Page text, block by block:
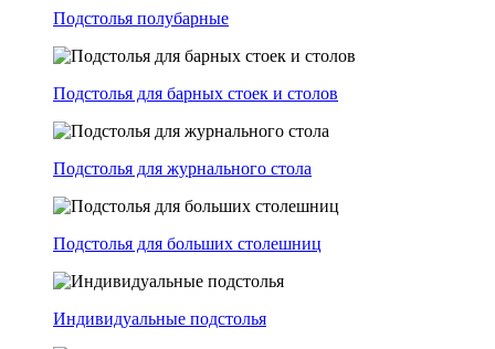
Подстолья полубарные
Подстолья для барных стоек и столов
Подстолья для журнального стола
Подстолья для больших столешниц
Индивидуальные подстолья